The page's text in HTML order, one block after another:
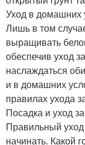
Уход в домашних
Лишь в том
выращивать
обеспечив уход
наслаждаться
и в домашних
правилах ухода
Посадка и уход
Правильный
начинать. Какой